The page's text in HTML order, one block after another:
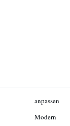
anpassen
Modern